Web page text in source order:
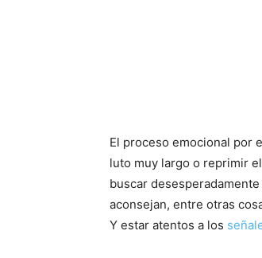
El proceso emocional por
luto muy largo o reprimir
buscar
aconsejan, entre otras
Y estar atentos a los